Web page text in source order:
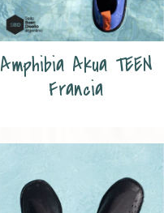
Amphibia Akua TEEN
Francia